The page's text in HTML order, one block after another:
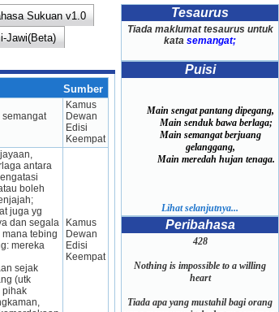
Sukuan v1.0
Jawi(Beta)
Sumber
semangat
Kamus
Dewan
Edisi
Keempat
antara
boleh
juga yg
dan segala
tebing
mereka
sejak
(utk
pihak
Kamus
Dewan
Edisi
Keempat
Tesaurus
Tiada maklumat tesaurus untuk
kata semangat;
Puisi
Main sengat pantang dipegang,
Main senduk bawa berlaga;
Main semangat berjuang
gelanggang,
Main meredah hujan tenaga.
Lihat selanjutnya...
Peribahasa
428
Nothing is impossible to a willing
heart
Tiada apa yang mustahil bagi orang